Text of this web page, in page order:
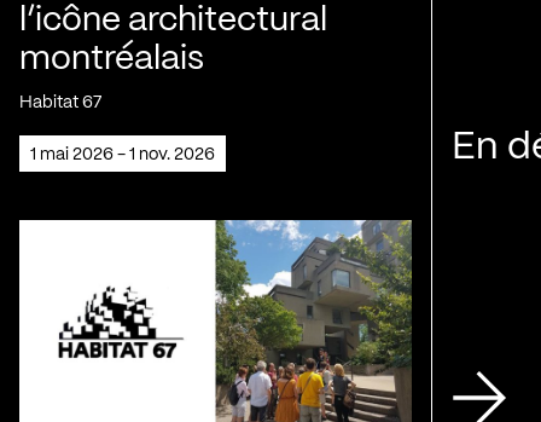
l’icône architectural
montréalais
Habitat 67
1 mai 2026 - 1 nov. 2026 En